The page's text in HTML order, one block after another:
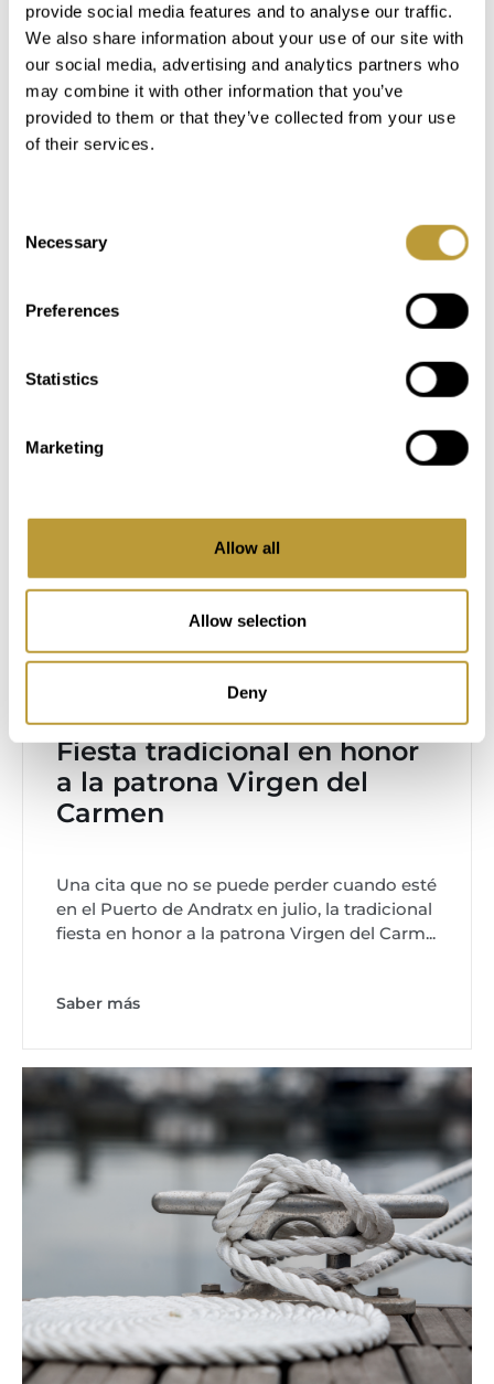
provide social media features and to analyse our traffic.
We also share information about your use of our site with
our social media, advertising and analytics partners who
may combine it with other information that you’ve
provided to them or that they’ve collected from your use
of their services.
Selection
Necessary
Preferences
Statistics
Marketing
Allow all
Allow selection
Deny
San Sebastián: patrón de la
ciudad de Palma
enero, se celebra una gran fiesta en su honor.
Saber más
Fiesta tradicional en honor
a la patrona Virgen del
Carmen
Una cita que no se puede perder cuando esté
en el Puerto de Andratx en julio, la tradicional
fiesta en honor a la patrona Virgen del Carm...
Saber más